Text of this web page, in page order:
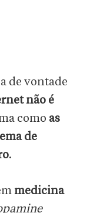
de vontade
não é
como as
de
.
medicina